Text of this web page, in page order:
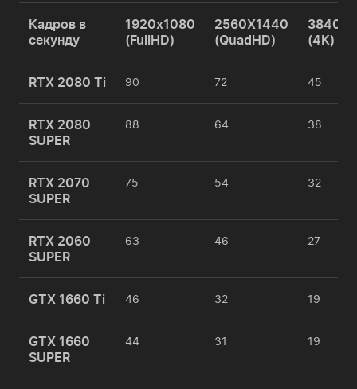
Кадров в
секунду
1920x1080
(FullHD)
2560X1440
(QuadHD)
(4К)
RTX 2080 Ti 90 72 45
RTX 2080
SUPER
88 64 38
RTX 2070
SUPER
75 54 32
RTX 2060
SUPER
63 46 27
GTX 1660 Ti 46 32 19
GTX 1660
SUPER
44 31 19